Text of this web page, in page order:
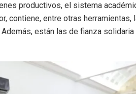
productivos, el sistema
contiene, entre otras
están las de fianza